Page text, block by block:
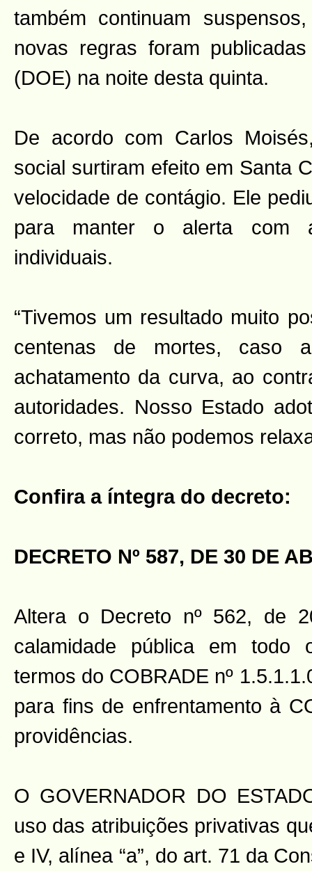
também continuam
novas regras foram
(DOE) na noite desta quinta.
De acordo com Carlos
social surtiram efeito em Santa
velocidade de contágio. Ele
para manter o alerta com
individuais.
“Tivemos um resultado muito
centenas de mortes, caso
achatamento da curva, ao
autoridades. Nosso Estado
correto, mas não podemos
Confira a íntegra do decreto:
DECRETO Nº 587, DE 30 DE
Altera o Decreto nº 562, de
calamidade pública em todo
termos do COBRADE nº
para fins de enfrentamento à
providências.
O GOVERNADOR DO
uso das atribuições privativas
e IV, alínea “a”, do art. 71 da